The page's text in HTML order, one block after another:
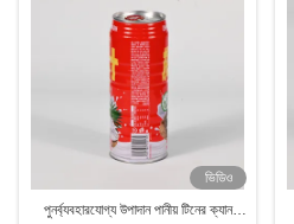
ভিডিও
পুনর্ব্যবহারযোগ্য উপাদান পানীয় টিনের ক্যান